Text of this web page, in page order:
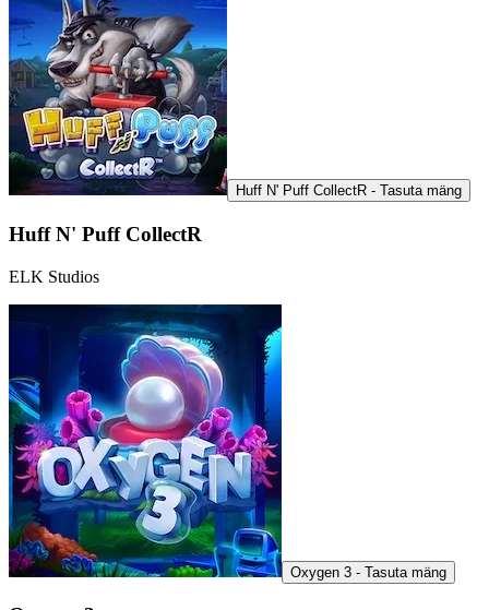
Huff N' Puff CollectR - Tasuta mäng
Huff N' Puff CollectR
ELK Studios
Oxygen 3 - Tasuta mäng